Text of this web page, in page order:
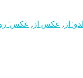
از , عکس از , عکس: